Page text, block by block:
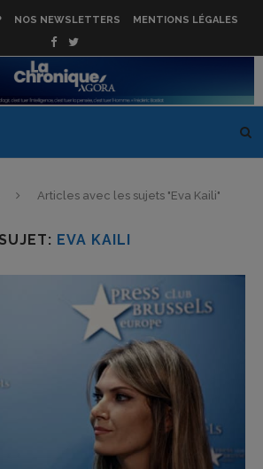
NOS NEWSLETTERS MENTIONS LÉGALES
Articles avec les sujets "Eva Kaili"
EVA KAILI